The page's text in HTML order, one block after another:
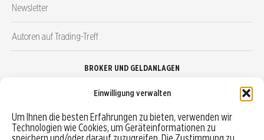
Einwilligung verwalten
Um Ihnen die besten Erfahrungen zu bieten, verwenden wir
Technologien wie Cookies, um Geräteinformationen zu
Newsletter
Autoren auf Trading-Treff
BROKER UND GELDANLAGEN
Robo-Advisor vergleichen